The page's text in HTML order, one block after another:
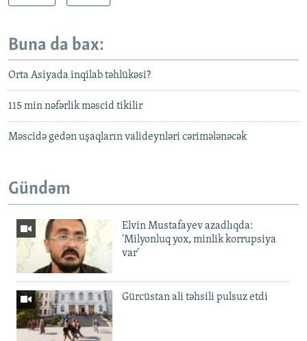
Buna da bax:
Orta Asiyada inqilab təhlükəsi?
115 min nəfərlik məscid tikilir
Məscidə gedən uşaqların valideynləri cərimələnəcək
Gündəm
Elvin Mustafayev azadlıqda:
'Milyonluq yox, minlik korrupsiya
var'
Gürcüstan ali təhsili pulsuz etdi